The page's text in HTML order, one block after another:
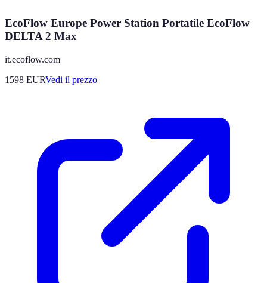
EcoFlow Europe Power Station Portatile EcoFlow
DELTA 2 Max
it.ecoflow.com
1598 EURVedi il prezzo